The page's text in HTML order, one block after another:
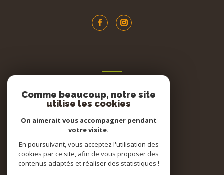
Nous adhérons
Comme beaucoup, notre site
utilise les cookies
On aimerait vous accompagner pendant
votre visite.
En poursuivant, vous acceptez l'utilisation des
cookies par ce site, afin de vous proposer des
contenus adaptés et réaliser des statistiques !